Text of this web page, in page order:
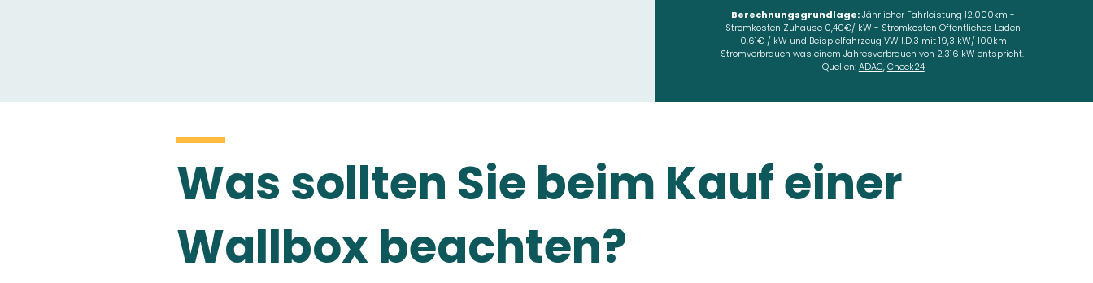
Berechnungsgrundlage:Jährlicher Fahrleistung 12.000km -
Stromkosten Zuhause 0,40€/ kW - Stromkosten Öffentliches Laden
0,61€ / kW und Beispielfahrzeug VW I.D.3 mit 19,3 kW/ 100km
Stromverbrauch was einem Jahresverbrauch von 2.316 kW entspricht.
Quellen:ADAC,Check24
Was sollten Sie beim Kauf einer
Wallbox beachten?